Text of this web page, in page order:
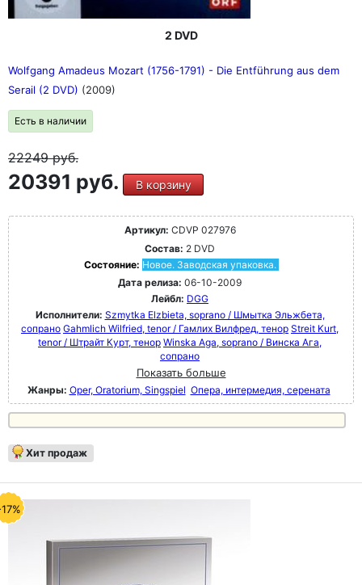
2 DVD
Wolfgang Amadeus Mozart (1756-1791) - Die Entführung aus dem
Serail (2 DVD) (2009)
Есть в наличии
22249руб.
20391 руб. В корзину
Артикул: CDVP 027976
Состав: 2 DVD
Состояние: Новое. Заводская упаковка.
Дата релиза: 06-10-2009
Лейбл: DGG
Исполнители: Szmytka Elzbieta, soprano / Шмытка Эльжбета,
сопрано Gahmlich Wilfried, tenor / Гамлих Вилфред, тенор Streit Kurt,
tenor / Штрайт Курт, тенор Winska Aga, soprano / Винска Ага,
сопрано
Показать больше
Жанры: Oper, Oratorium, Singspiel Опера, интермедия, серената
Хит продаж